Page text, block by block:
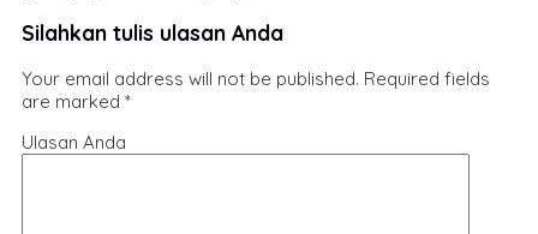
Silahkan tulis ulasan Anda
Your email address will not be published. Required fields
are marked *
Ulasan Anda